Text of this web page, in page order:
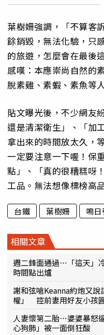
葉樹姍強調，「不算客
餘銷毀，無法化驗，只
的旅遊，怎麼會在最後
感嘆：本應崇尚自然的
脫素雞、素蝦、素魚等
貼文曝光後，不少網友
還是清潔衛生」、「加
拿出來的時間放太久，
一定要注意一下喔！保
點」、「真的很糟糕呀
工品。無法想像標榜高
台鐵 葉樹姍 鳴
相關文章
週二鋒面通過…「這天」
時間點出爐
謝和弦嗆Keanna約炮又
權」 控前妻用好友小孩
人妻懷第二胎…婆婆暴怒
心狗肺」被一面倒狂酸